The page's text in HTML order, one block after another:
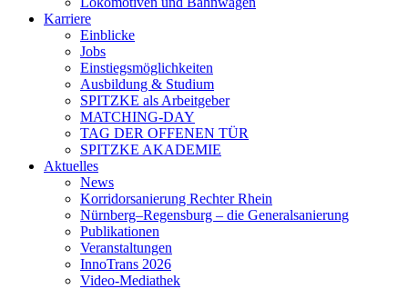
Karriere
Einblicke
Jobs
Einstiegsmöglichkeiten
Ausbildung & Studium
SPITZKE als Arbeitgeber
MATCHING-DAY
TAG DER OFFENEN TÜR
SPITZKE AKADEMIE
Aktuelles
News
Korridorsanierung Rechter Rhein
Nürnberg–Regensburg – die Generalsanierung
Publikationen
Veranstaltungen
InnoTrans 2026
Video-Mediathek